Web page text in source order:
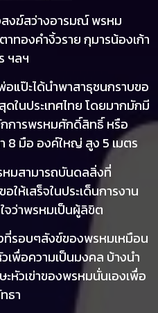
งฆ์สว่างอารมณ์ พรหม
ทองคำงิ้วราย กุมารน้องเก้า
ฯลฯ
แป๊ะได้นำพาสาธุชนกราบขอ
นประเทศไทย โดยมากมักมี
กการพรหมศักดิ์สิทธิ์ หรือ
8 มือ องค์ใหญ่ สูง 5 เมตร
หมสามารถบันดลสิ่งที่
ให้เสร็จในประเด็นการงาน
จว่าพรหมเป็นผู้ลิขิต
รอบๆสังข์ของพรหมเหมือน
พื่อความเป็นมงคล บ้างนำ
หัวเข่าของพรหมนั่นเองเพื่อ
ธา